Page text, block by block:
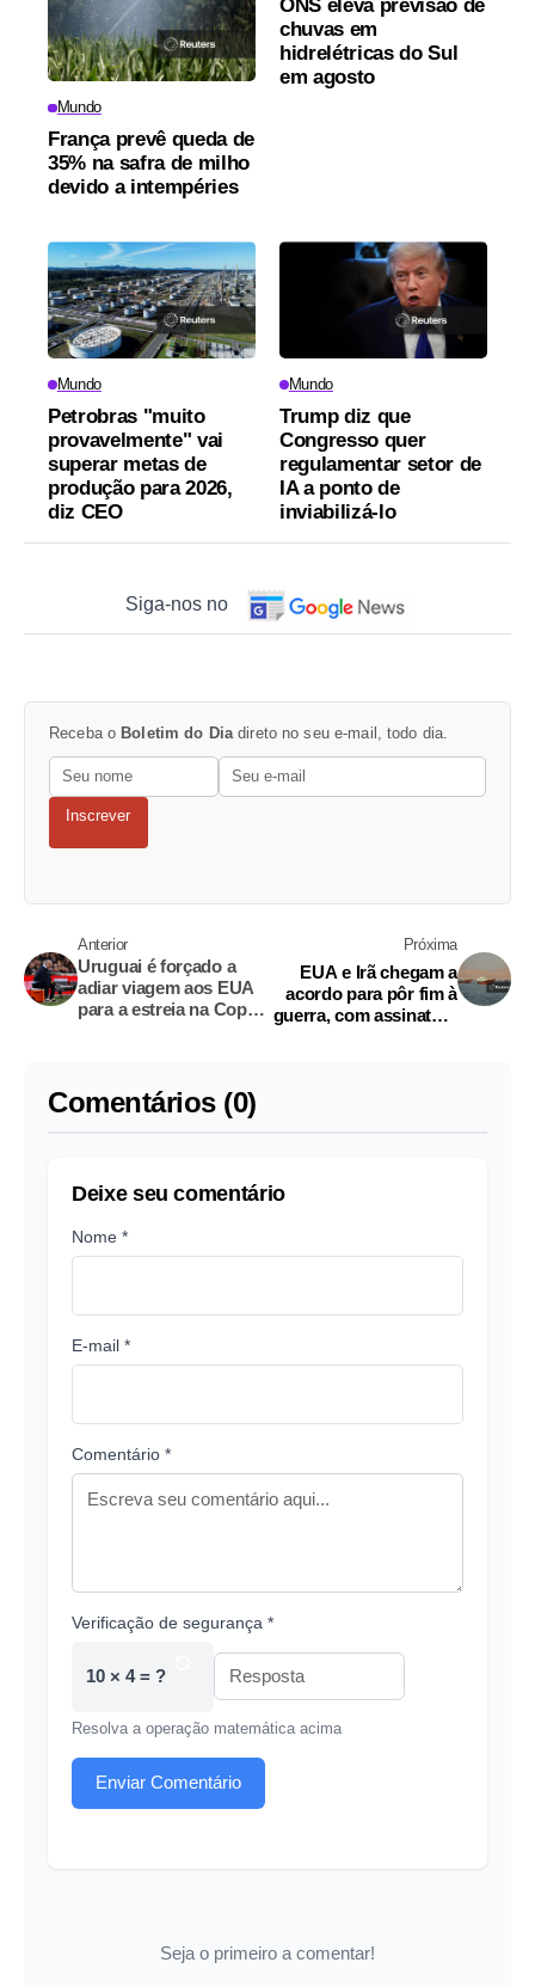
Mundo
França prevê queda de
35% na safra de milho
devido a intempéries
ONS eleva previsão de
chuvas em
hidrelétricas do Sul
em agosto
Mundo
Petrobras "muito
provavelmente" vai
superar metas de
produção para 2026,
diz CEO
Mundo
Trump diz que
Congresso quer
regulamentar setor de
IA a ponto de
inviabilizá-lo
Siga-nos no
Receba o Boletim do Diadireto no seu e-mail, todo dia.
Inscrever
Anterior
Uruguai é forçado a
adiar viagem aos EUA
para a estreia na Copa
Próxima
EUA e Irã chegam a
acordo para pôr fim à
guerra, com assinatura
Comentários (0)
Deixe seu comentário
Nome *
E-mail *
Comentário *
Verificação de segurança *
10 × 4 = ?
Resolva a operação matemática acima
Enviar Comentário
Seja o primeiro a comentar!